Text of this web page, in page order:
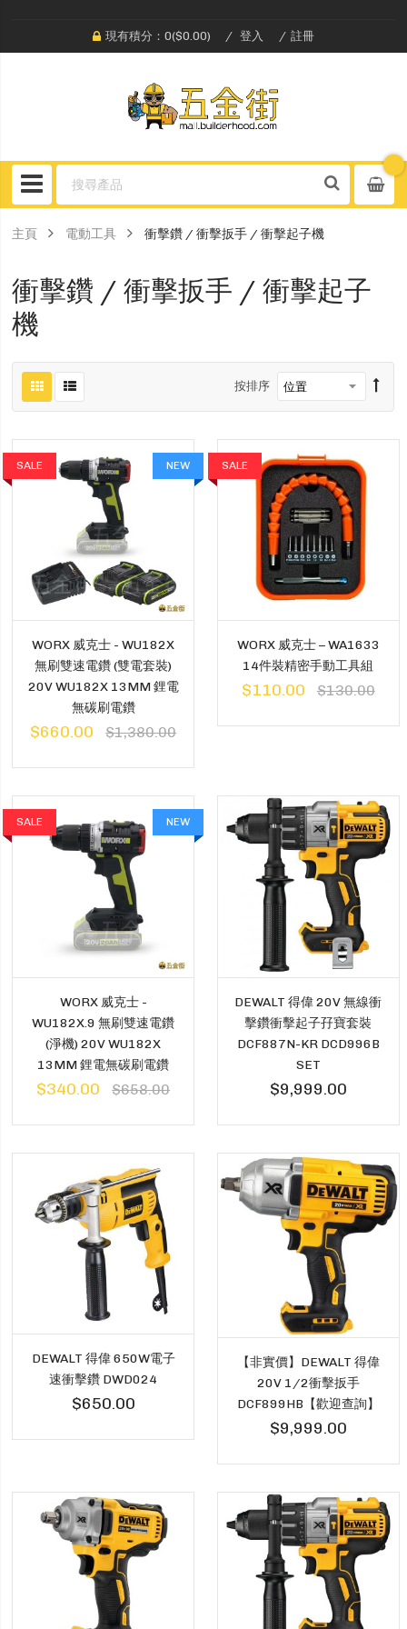
現有積分：0($0.00) 登入 註冊
主頁 電動工具 衝擊鑽 / 衝擊扳手 / 衝擊起子機
衝擊鑽 / 衝擊扳手 / 衝擊起子
機
按排序
SALE NEW
WORX 威克士 - WU182X
無刷雙速電鑽 (雙電套裝)
20V WU182X 13MM 鋰電
無碳刷電鑽
$660.00 $1,380.00
SALE
WORX 威克士 – WA1633
14件裝精密手動工具組
$110.00 $130.00
SALE NEW
WORX 威克士 -
WU182X.9 無刷雙速電鑽
(淨機) 20V WU182X
13MM 鋰電無碳刷電鑽
$340.00 $658.00
DEWALT 得偉 20V 無線衝
擊鑽衝擊起子孖寶套裝
DCF887N-KR DCD996B
SET
$9,999.00
DEWALT 得偉 650W電子
速衝擊鑽 DWD024
$650.00
【非實價】DEWALT 得偉
20V 1/2衝擊扳手
DCF899HB【歡迎查詢】
$9,999.00